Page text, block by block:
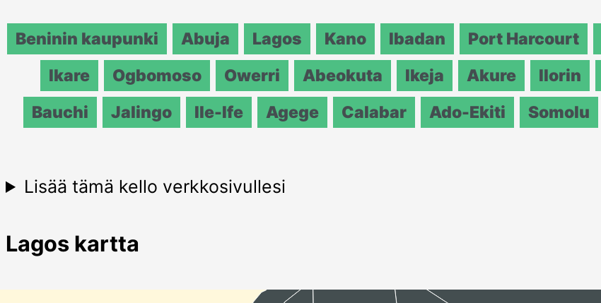
Beninin kaupunki Abuja Lagos Kano Ibadan Port Harcourt
Ikare
Ogbomoso Owerri Abeokuta Ikeja Akure Ilorin
Bauchi
Jalingo Ile-Ife Agege Calabar Ado-Ekiti Somolu
Lisää tämä kello verkkosivullesi
Lagos kartta